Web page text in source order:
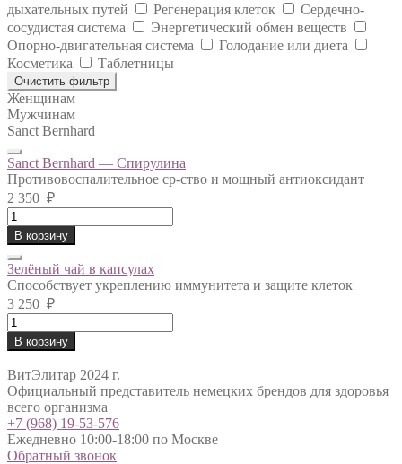
дыхательных путей
Регенерация клеток
Сердечно-
сосудистая система
Энергетический обмен веществ
Опорно-двигательная система
Голодание или диета
Косметика
Таблетницы
Очистить фильтр
Женщинам
Мужчинам
Sanct Bernhard
Sanct Bernhard — Спирулина
Противовоспалительное ср-ство и мощный антиоксидант
2 350 ₽
Sanct
Bernhard
-
Спирулина
quantity
В корзину
Зелёный чай в капсулах
Способствует укреплению иммунитета и защите клеток
3 250 ₽
Зелёный
чай
в
капсулах
quantity
В корзину
ВитЭлитар 2024 г.
Официальный представитель немецких брендов для здоровья
всего организма
+7 (968) 19-53-576
Ежедневно 10:00-18:00 по Москве
Обратный звонок